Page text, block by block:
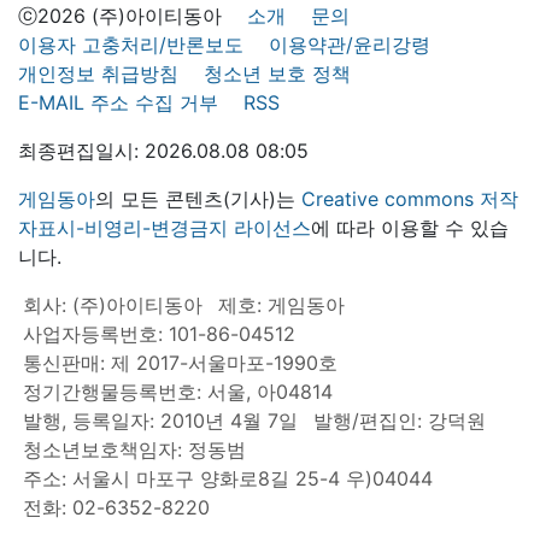
ⓒ2026 (주)아이티동아 소개
문의
이용자 고충처리/반론보도
이용약관/윤리강령
개인정보 취급방침
청소년 보호 정책
E-MAIL 주소 수집 거부
RSS
최종편집일시: 2026.08.08 08:05
게임동아의 모든 콘텐츠(기사)는 Creative commons 저작
자표시-비영리-변경금지 라이선스에 따라 이용할 수 있습
니다.
회사: (주)아이티동아
제호: 게임동아
사업자등록번호: 101-86-04512
통신판매: 제 2017-서울마포-1990호
정기간행물등록번호: 서울, 아04814
발행, 등록일자: 2010년 4월 7일
발행/편집인: 강덕원
청소년보호책임자: 정동범
주소: 서울시 마포구 양화로8길 25-4 우)04044
전화: 02-6352-8220